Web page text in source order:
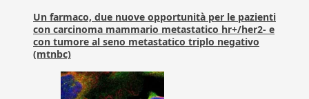
Un farmaco, due nuove opportunità per le pazienti
con carcinoma mammario metastatico hr+/her2- e
con tumore al seno metastatico triplo negativo
(mtnbc)